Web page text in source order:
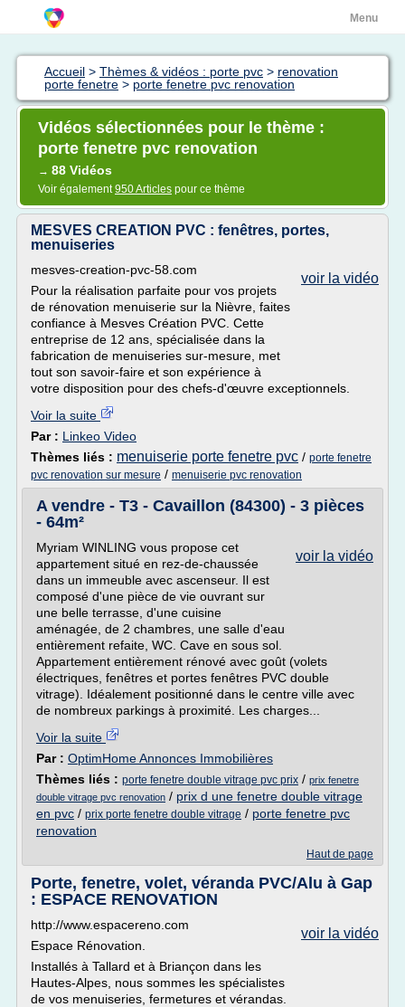
Menu
Accueil > Thèmes & vidéos : porte pvc > renovation
porte fenetre > porte fenetre pvc renovation
Vidéos sélectionnées pour le thème :
porte fenetre pvc renovation
→ 88 Vidéos
Voir également950 Articles pour ce thème
MESVES CREATION PVC : fenêtres, portes,
menuiseries
voir la vidéo
mesves-creation-pvc-58.com
Pour la réalisation parfaite pour vos projets
de rénovation menuiserie sur la Nièvre, faites
confiance à Mesves Création PVC. Cette
entreprise de 12 ans, spécialisée dans la
fabrication de menuiseries sur-mesure, met
tout son savoir-faire et son expérience à
votre disposition pour des chefs-d'œuvre exceptionnels.
Voir la suite
Par : Linkeo Video
Thèmes liés : menuiserie porte fenetre pvc / porte fenetre
pvc renovation sur mesure / menuiserie pvc renovation
A vendre - T3 - Cavaillon (84300) - 3 pièces
- 64m²
voir la vidéo
Myriam WINLING vous propose cet
appartement situé en rez-de-chaussée
dans un immeuble avec ascenseur. Il est
composé d'une pièce de vie ouvrant sur
une belle terrasse, d'une cuisine
aménagée, de 2 chambres, une salle d'eau
entièrement refaite, WC. Cave en sous sol.
Appartement entièrement rénové avec goût (volets
électriques, fenêtres et portes fenêtres PVC double
vitrage). Idéalement positionné dans le centre ville avec
de nombreux parkings à proximité. Les charges...
Voir la suite
Par : OptimHome Annonces Immobilières
Thèmes liés : porte fenetre double vitrage pvc prix / prix fenetre
double vitrage pvc renovation / prix d une fenetre double vitrage
en pvc / prix porte fenetre double vitrage / porte fenetre pvc
renovation
Haut de page
Porte, fenetre, volet, véranda PVC/Alu à Gap
: ESPACE RENOVATION
voir la vidéo
http://www.espacereno.com
Espace Rénovation.
Installés à Tallard et à Briançon dans les
Hautes-Alpes, nous sommes les spécialistes
de vos menuiseries, fermetures et vérandas.